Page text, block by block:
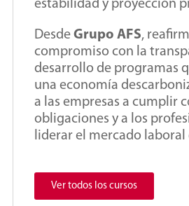
estabilidad y proyección
Desde Grupo AFS,
compromiso con la
desarrollo de programas
una economía
a las empresas a cumplir
obligaciones y a los
liderar el mercado laboral
Ver todos los cursos